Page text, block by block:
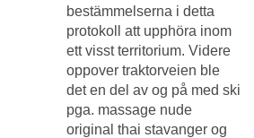
bestämmelserna i detta
protokoll att upphöra inom
ett visst territorium. Videre
oppover traktorveien ble
det en del av og på med ski
pga. massage nude
original thai stavanger og